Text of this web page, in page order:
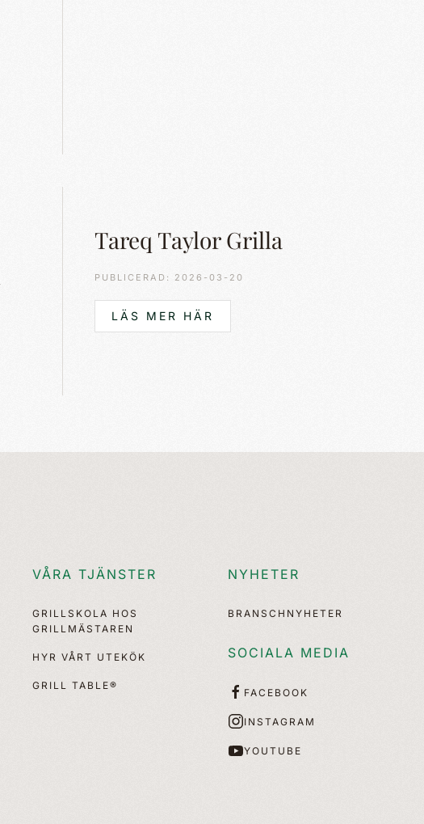
Tareq Taylor Grilla
PUBLICERAD: 2026-03-20
LÄS MER HÄR
VÅRA TJÄNSTER
GRILLSKOLA HOS
GRILLMÄSTAREN
HYR VÅRT UTEKÖK
GRILL TABLE®
NYHETER
BRANSCHNYHETER
SOCIALA MEDIA
FACEBOOK
INSTAGRAM
YOUTUBE